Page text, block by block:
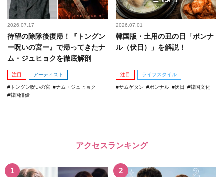
2026.07.17
待望の除隊後復帰！『トングン
ー呪いの宮ー』で帰ってきたナ
ム・ジュヒョクを徹底解剖
注目 アーティスト
トングン呪いの宮
ナム・ジュヒョク
韓国俳優
2026.07.01
韓国版・土用の丑の日「ポンナ
ル（伏日）」を解説！
注目 ライフスタイル
サムゲタン ポンナル 伏日 韓国文化
アクセスランキング